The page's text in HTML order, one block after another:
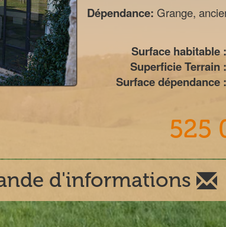
Dépendance: Grange,
Surface habitable :
Superficie Terrain :
Surface dépendance :
525
d'informations